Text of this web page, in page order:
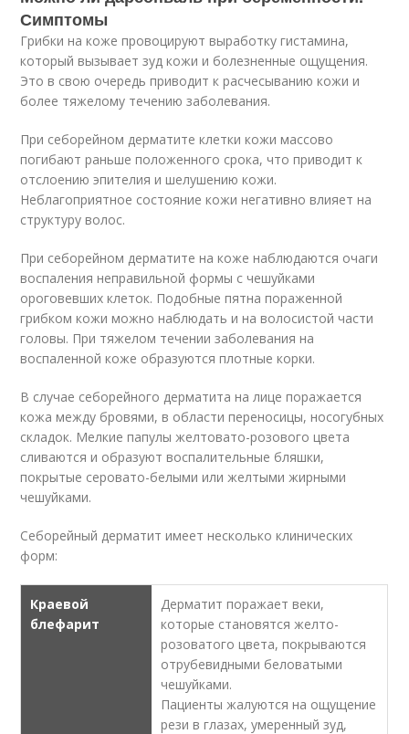
Симптомы
Грибки на коже провоцируют выработку гистамина,
который вызывает зуд кожи и болезненные ощущения.
Это в свою очередь приводит к расчесыванию кожи и
более тяжелому течению заболевания.
При себорейном дерматите клетки кожи массово
погибают раньше положенного срока, что приводит к
отслоению эпителия и шелушению кожи.
Неблагоприятное состояние кожи негативно влияет на
структуру волос.
При себорейном дерматите на коже наблюдаются очаги
воспаления неправильной формы с чешуйками
ороговевших клеток. Подобные пятна пораженной
грибком кожи можно наблюдать и на волосистой части
головы. При тяжелом течении заболевания на
воспаленной коже образуются плотные корки.
В случае себорейного дерматита на лице поражается
кожа между бровями, в области переносицы, носогубных
складок. Мелкие папулы желтовато-розового цвета
сливаются и образуют воспалительные бляшки,
покрытые серовато-белыми или желтыми жирными
чешуйками.
Себорейный дерматит имеет несколько клинических
форм:
Краевой
блефарит
Дерматит поражает веки,
которые становятся желто-
розоватого цвета, покрываются
отрубевидными беловатыми
чешуйками.
Пациенты жалуются на ощущение
рези в глазах, умеренный зуд,